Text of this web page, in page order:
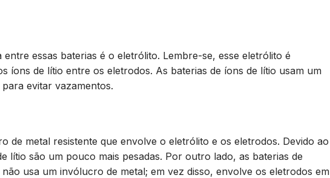
essas baterias é o eletrólito. Lembre-se, esse eletrólito é
íons de lítio entre os eletrodos. As baterias de íons de lítio usam um
evitar vazamentos.
de metal resistente que envolve o eletrólito e os eletrodos. Devido ao
lítio são um pouco mais pesadas. Por outro lado, as baterias de
usa um invólucro de metal; em vez disso, envolve os eletrodos em